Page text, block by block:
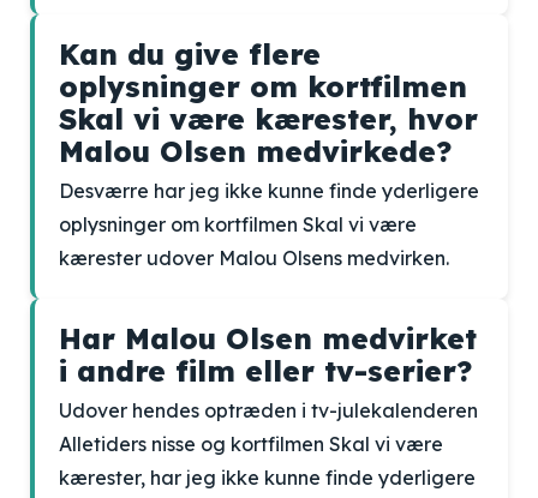
Kan du give flere
oplysninger om kortfilmen
Skal vi være kærester, hvor
Malou Olsen medvirkede?
Desværre har jeg ikke kunne finde yderligere
oplysninger om kortfilmen Skal vi være
kærester udover Malou Olsens medvirken.
Har Malou Olsen medvirket
i andre film eller tv-serier?
Udover hendes optræden i tv-julekalenderen
Alletiders nisse og kortfilmen Skal vi være
kærester, har jeg ikke kunne finde yderligere